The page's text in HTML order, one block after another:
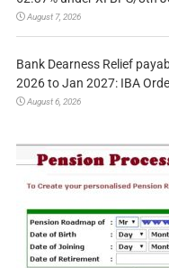
August 7, 2026
Bank Dearness Relief
2026 to Jan 2027: IBA
August 6, 2026